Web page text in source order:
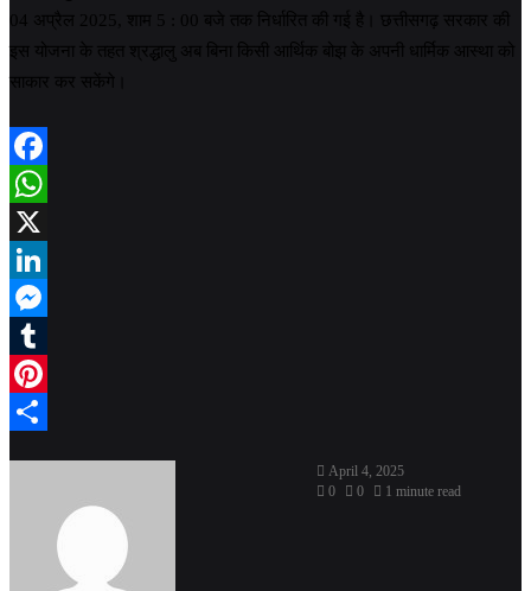
04 अप्रैल 2025, शाम 5 : 00 बजे तक निर्धारित की गई है। छत्तीसगढ़ सरकार की
इस योजना के तहत श्रद्धालु अब बिना किसी आर्थिक बोझ के अपनी धार्मिक आस्था को
साकार कर सकेंगे।
Facebook
WhatsApp
X
LinkedIn
Messenger
Tumblr
Pinterest
April 4, 2025
0
0 1 minute read